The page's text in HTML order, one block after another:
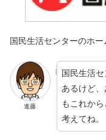
国民生活センターのホ
進藤
国民生活
あるけど
もこれか
考えてね。